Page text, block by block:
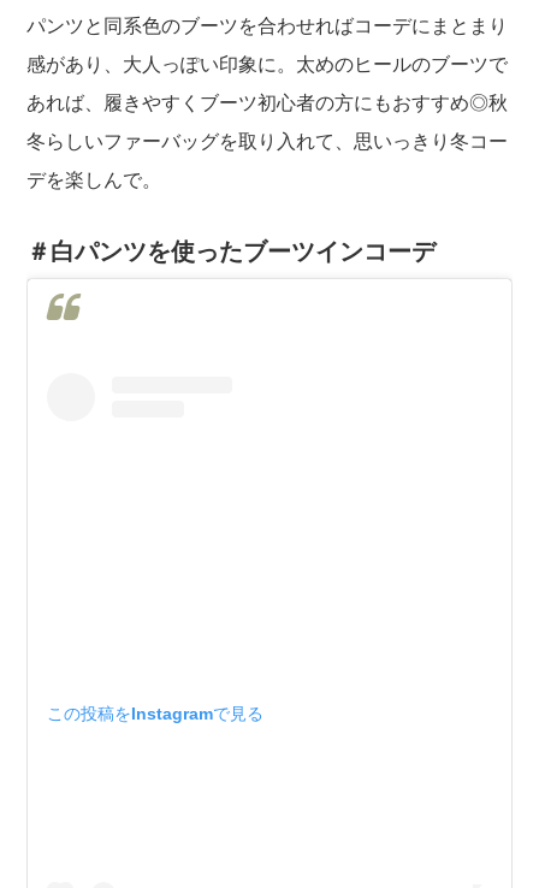
パンツと同系色のブーツを合わせればコーデにまとまり
感があり、大人っぽい印象に。太めのヒールのブーツで
あれば、履きやすくブーツ初心者の方にもおすすめ◎秋
冬らしいファーバッグを取り入れて、思いっきり冬コー
デを楽しんで。
＃白パンツを使ったブーツインコーデ
この投稿をInstagramで見る